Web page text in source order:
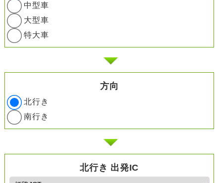
中型車
大型車
特大車
方向
北行き
南行き
北行き 出発IC